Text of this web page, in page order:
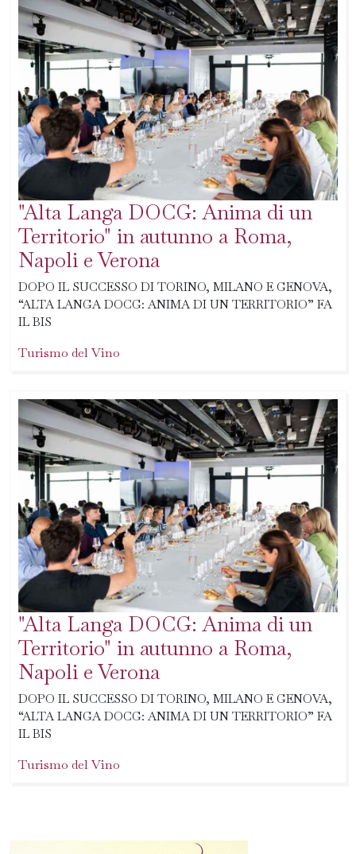
"Alta Langa DOCG: Anima di un
Territorio" in autunno a Roma,
Napoli e Verona
DOPO IL SUCCESSO DI TORINO, MILANO E GENOVA,
“ALTA LANGA DOCG: ANIMA DI UN TERRITORIO” FA
IL BIS
Turismo del Vino
"Alta Langa DOCG: Anima di un
Territorio" in autunno a Roma,
Napoli e Verona
DOPO IL SUCCESSO DI TORINO, MILANO E GENOVA,
“ALTA LANGA DOCG: ANIMA DI UN TERRITORIO” FA
IL BIS
Turismo del Vino